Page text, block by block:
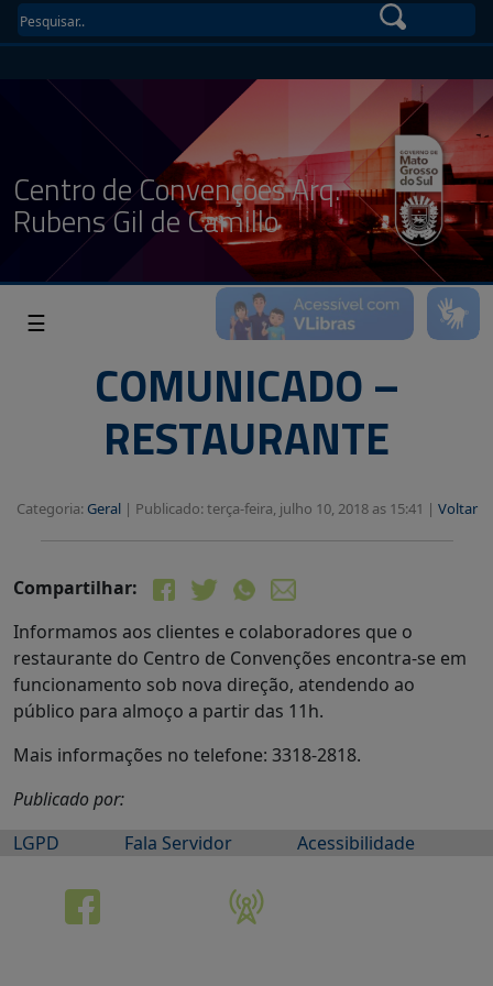
Centro de Convenções Arq.
Rubens Gil de Camillo
☰
COMUNICADO –
RESTAURANTE
Categoria: Geral| Publicado: terça-feira, julho 10, 2018 as 15:41 | Voltar
Compartilhar:
Informamos aos clientes e colaboradores que o
restaurante do Centro de Convenções encontra-se em
funcionamento sob nova direção, atendendo ao
público para almoço a partir das 11h.
Mais informações no telefone: 3318-2818.
Publicado por:
LGPD
Fala Servidor Acessibilidade